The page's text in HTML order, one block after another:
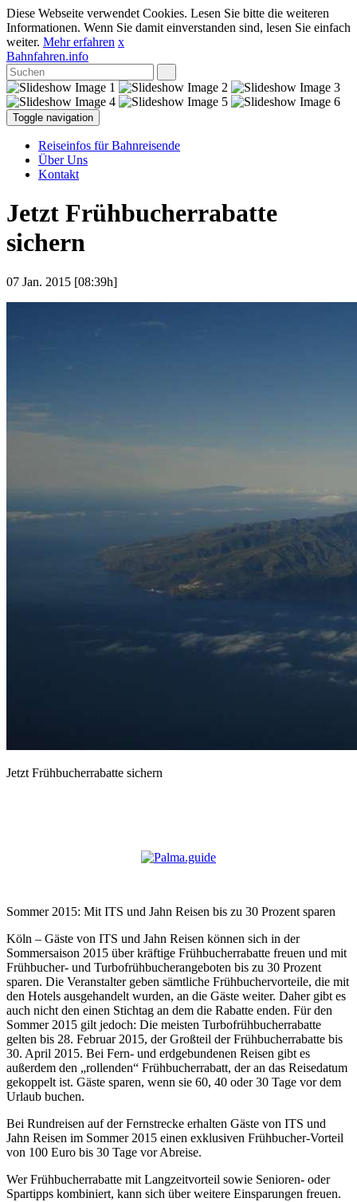
Diese Webseite verwendet Cookies. Lesen Sie bitte die weiteren
Informationen. Wenn Sie damit einverstanden sind, lesen Sie einfach
weiter. Mehr erfahren x
Bahnfahren.info
Toggle navigation
Reiseinfos für Bahnreisende
Über Uns
Kontakt
Jetzt Frühbucherrabatte
sichern
07 Jan. 2015 [08:39h]
Jetzt Frühbucherrabatte sichern
Sommer 2015: Mit ITS und Jahn Reisen bis zu 30 Prozent sparen
Köln – Gäste von ITS und Jahn Reisen können sich in der
Sommersaison 2015 über kräftige Frühbucherrabatte freuen und mit
Frühbucher- und Turbofrühbucherangeboten bis zu 30 Prozent
sparen. Die Veranstalter geben sämtliche Frühbuchervorteile, die mit
den Hotels ausgehandelt wurden, an die Gäste weiter. Daher gibt es
auch nicht den einen Stichtag an dem die Rabatte enden. Für den
Sommer 2015 gilt jedoch: Die meisten Turbofrühbucherrabatte
gelten bis 28. Februar 2015, der Großteil der Frühbucherrabatte bis
30. April 2015. Bei Fern- und erdgebundenen Reisen gibt es
außerdem den „rollenden“ Frühbucherrabatt, der an das Reisedatum
gekoppelt ist. Gäste sparen, wenn sie 60, 40 oder 30 Tage vor dem
Urlaub buchen.
Bei Rundreisen auf der Fernstrecke erhalten Gäste von ITS und
Jahn Reisen im Sommer 2015 einen exklusiven Frühbucher-Vorteil
von 100 Euro bis 30 Tage vor Abreise.
Wer Frühbucherrabatte mit Langzeitvorteil sowie Senioren- oder
Spartipps kombiniert, kann sich über weitere Einsparungen freuen.